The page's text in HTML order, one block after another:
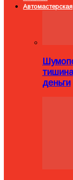
Автомастерская
деньги